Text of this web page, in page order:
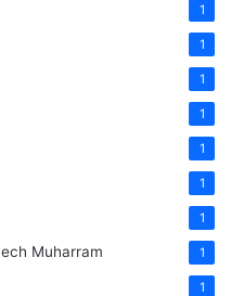
1
1
1
1
1
1
1
Muharram 1
1